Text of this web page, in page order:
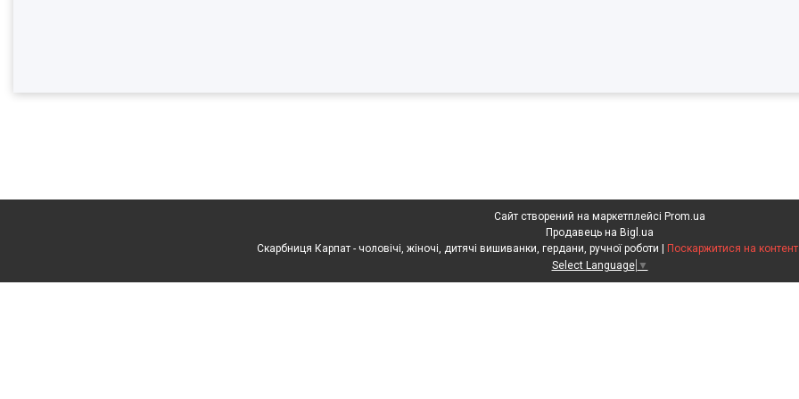
Сайт створений на маркетплейсі Prom.ua
Продавець на Bigl.ua
Скарбниця Карпат - чоловічі, жіночі, дитячі вишиванки, гердани, ручної роботи | Поскаржитися на контент
Select Language ▼